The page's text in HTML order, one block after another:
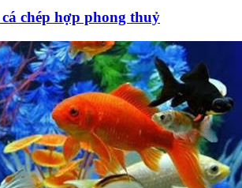
chép hợp phong thuỷ